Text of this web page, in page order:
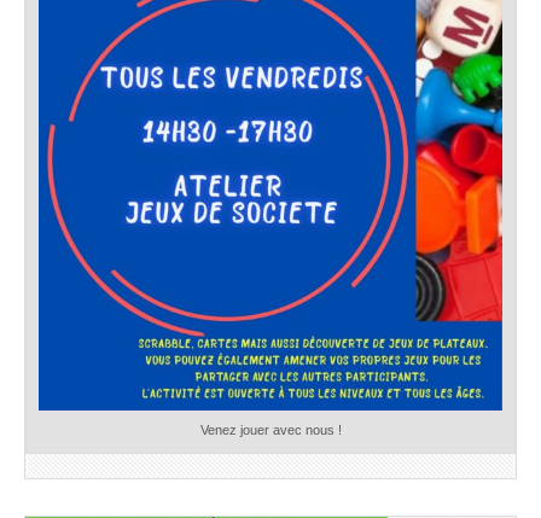
Venez jouer avec nous !